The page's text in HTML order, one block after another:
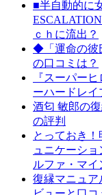
■半自動的に
ｃｈに流出？
◆「運命の彼
の口コミは？
『スーパー
ーハードレ
酒匂 敏郎の
の評判
とっておき
ュニケーシ
ルファ・マ
復縁マニュ